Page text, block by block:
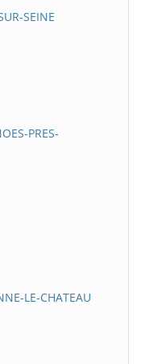
SEINE
PRES-
LE-CHATEAU